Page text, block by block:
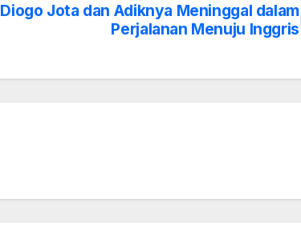
Diogo Jota dan Adiknya Meninggal dalam
Perjalanan Menuju Inggris